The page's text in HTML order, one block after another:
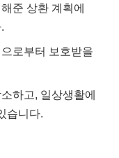
준 상환 계획에
로부터 보호받을
하고, 일상생활에
습니다.